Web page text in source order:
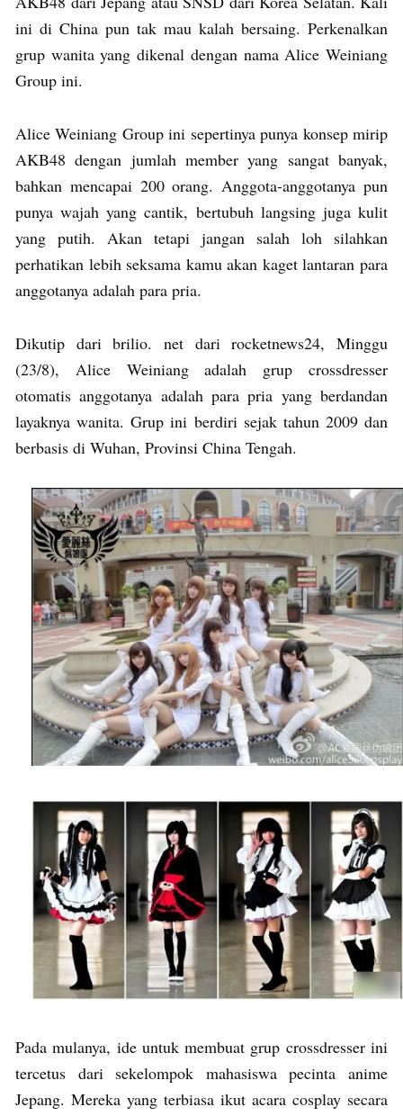
ini di China pun tak mau kalah bersaing. Perkenalkan
grup wanita yang dikenal dengan nama Alice Weiniang
Group ini.
Alice Weiniang Group ini sepertinya punya konsep mirip
AKB48 dengan jumlah member yang sangat banyak,
bahkan mencapai 200 orang. Anggota-anggotanya pun
punya wajah yang cantik, bertubuh langsing juga kulit
yang putih. Akan tetapi jangan salah loh silahkan
perhatikan lebih seksama kamu akan kaget lantaran para
anggotanya adalah para pria.
Dikutip dari brilio. net dari rocketnews24, Minggu
(23/8), Alice Weiniang adalah grup crossdresser
otomatis anggotanya adalah para pria yang berdandan
layaknya wanita. Grup ini berdiri sejak tahun 2009 dan
berbasis di Wuhan, Provinsi China Tengah.
Pada mulanya, ide untuk membuat grup crossdresser ini
tercetus dari sekelompok mahasiswa pecinta anime
Jepang. Mereka yang terbiasa ikut acara cosplay secara